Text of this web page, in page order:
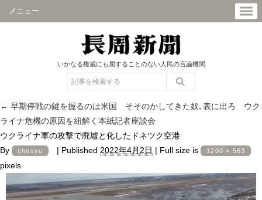
メニュー
いかなる権威にも屈することのない人民の言論機関
← 早期停戦の鍵を握るのは米国 そそのかしてきた奴､表に出ろ ウク
ライナ危機の原因を紐解く本紙記者座談会
ウクライナ軍の攻撃で廃墟と化したドネツク空港
By
chosyu | Published 2022年4月2日 | Full size is 1200 × 563
pixels